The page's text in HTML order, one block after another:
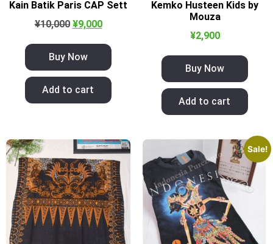
Kain Batik Paris CAP Sett
¥10,000 ¥9,000
Buy Now
Add to cart
Kemko Husteen Kids by
Mouza
¥2,900
Buy Now
Add to cart
Sale!